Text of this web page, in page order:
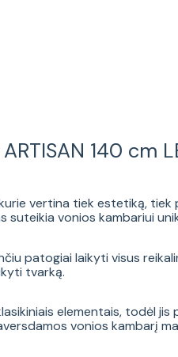
140 cm
vertina tiek estetiką,
vonios kambariui
patogiai laikyti visus
tvarką.
elementais, todėl
vonios kambarį